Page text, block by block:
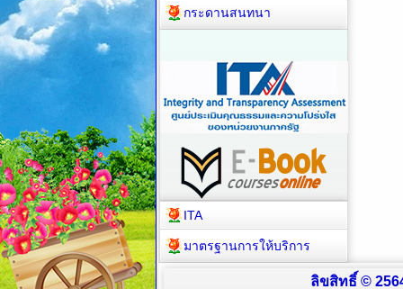
กระดานสนทนา
ITA
มาตรฐานการให้บริการ
ลิขสิทธิ์ ©